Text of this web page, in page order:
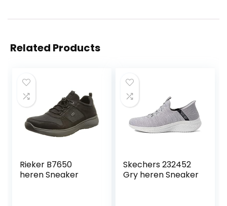
Related Products
Rieker B7650
heren Sneaker
Skechers 232452
Gry heren Sneaker